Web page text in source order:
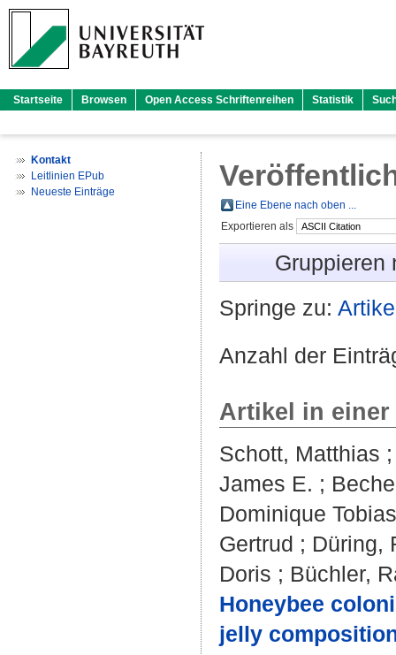
Startseite Browsen Open Access Schriftenreihen Statistik
Kontakt
Leitlinien EPub
Neueste Einträge
Eine Ebene nach oben ...
Exportieren als
Gruppieren
Springe zu:
Anzahl der
Artikel in
Schott, Matthias
James E. ;
Dominique Tobias
Gertrud ; Düring,
Doris ; Büchler,
Honeybee
jelly